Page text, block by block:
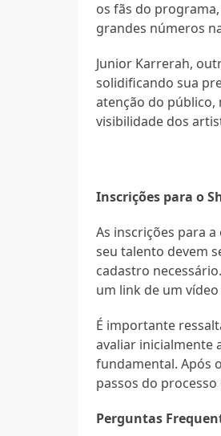
os fãs do
grandes números
Junior Karrerah,
solidificando sua
atenção do público,
visibilidade dos
Inscrições para o
As inscrições para
seu talento devem
cadastro
um link de um
É importante
avaliar inicialmente
fundamental. Após
passos do processo
Perguntas